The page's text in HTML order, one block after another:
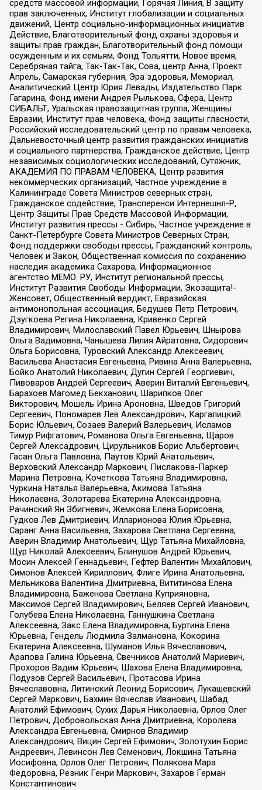
средств массовой информации, Горячая Линия, В защиту
прав заключенных, Институт глобализации и социальных
движений, Центр социально-информационных инициатив
Действие, Благотворительный фонд охраны здоровья и
защиты прав граждан, Благотворительный фонд помощи
осужденным и их семьям, Фонд Тольятти, Новое время,
Серебряная тайга, Так-Так-Так, Сова, центр Анна, Проект
Апрель, Самарская губерния, Эра здоровья, Мемориал,
Аналитический Центр Юрия Левады, Издательство Парк
Гагарина, Фонд имени Андрея Рылькова, Сфера, Центр
СИБАЛЬТ, Уральская правозащитная группа, Женщины
Евразии, Институт прав человека, Фонд защиты гласности,
Российский исследовательский центр по правам человека,
Дальневосточный центр развития гражданских инициатив
и социального партнерства, Гражданское действие, Центр
независимых социологических исследований, Сутяжник,
АКАДЕМИЯ ПО ПРАВАМ ЧЕЛОВЕКА, Центр развития
некоммерческих организаций, Частное учреждение в
Калининграде Совета Министров северных стран,
Гражданское содействие, Трансперенси Интернешнл-Р,
Центр Защиты Прав Средств Массовой Информации,
Институт развития прессы - Сибирь, Частное учреждение в
Санкт-Петербурге Совета Министров Северных Стран,
Фонд поддержки свободы прессы, Гражданский контроль,
Человек и Закон, Общественная комиссия по сохранению
наследия академика Сахарова, Информационное
агентство МЕМО. РУ, Институт региональной прессы,
Институт Развития Свободы Информации, Экозащита!-
Женсовет, Общественный вердикт, Евразийская
антимонопольная ассоциация, Бедушев Петр Петрович,
Дзугкоева Регина Николаевна, Кривенко Сергей
Владимирович, Милославский Павел Юрьевич, Шнырова
Ольга Вадимовна, Чанышева Лилия Айратовна, Сидорович
Ольга Борисовна, Туровский Александр Алексеевич,
Васильева Анастасия Евгеньевна, Ривина Анна Валерьевна,
Бойко Анатолий Николаевич, Дугин Сергей Георгиевич,
Пивоваров Андрей Сергеевич, Аверин Виталий Евгеньевич,
Барахоев Магомед Бекханович, Шарипков Олег
Викторович, Мошель Ирина Ароновна, Шведов Григорий
Сергеевич, Пономарев Лев Александрович, Каргалицкий
Борис Юльевич, Созаев Валерий Валерьевич, Исламов
Тимур Рифгатович, Романова Ольга Евгеньевна, Щаров
Сергей Алексадрович, Цирульников Борис Альбертович,
Гасан Ольга Павловна, Паутов Юрий Анатольевич,
Верховский Александр Маркович, Пислакова-Паркер
Марина Петровна, Кочеткова Татьяна Владимировна,
Чуркина Наталья Валерьевна, Акимова Татьяна
Николаевна, Золотарева Екатерина Александровна,
Рачинский Ян Збигневич, Жемкова Елена Борисовна,
Гудков Лев Дмитриевич, Илларионова Юлия Юрьевна,
Саранг Анна Васильевна, Захарова Светлана Сергеевна,
Аверин Владимир Анатольевич, Щур Татьяна Михайловна,
Щур Николай Алексеевич, Блинушов Андрей Юрьевич,
Мосин Алексей Геннадьевич, Гефтер Валентин Михайлович,
Симонов Алексей Кириллович, Флиге Ирина Анатольевна,
Мельникова Валентина Дмитриевна, Вититинова Елена
Владимировна, Баженова Светлана Куприяновна,
Максимов Сергей Владимирович, Беляев Сергей Иванович,
Голубева Елена Николаевна, Ганнушкина Светлана
Алексеевна, Закс Елена Владимировна, Буртина Елена
Юрьевна, Гендель Людмила Залмановна, Кокорина
Екатерина Алексеевна, Шуманов Илья Вячеславович,
Арапова Галина Юрьевна, Свечников Анатолий Мариевич,
Прохоров Вадим Юрьевич, Шахова Елена Владимировна,
Подузов Сергей Васильевич, Протасова Ирина
Вячеславовна, Литинский Леонид Борисович, Лукашевский
Сергей Маркович, Бахмин Вячеслав Иванович, Шабад
Анатолий Ефимович, Сухих Дарья Николаевна, Орлов Олег
Петрович, Добровольская Анна Дмитриевна, Королева
Александра Евгеньевна, Смирнов Владимир
Александрович, Вицин Сергей Ефимович, Золотухин Борис
Андреевич, Левинсон Лев Семенович, Локшина Татьяна
Иосифовна, Орлов Олег Петрович, Полякова Мара
Федоровна, Резник Генри Маркович, Захаров Герман
Константинович